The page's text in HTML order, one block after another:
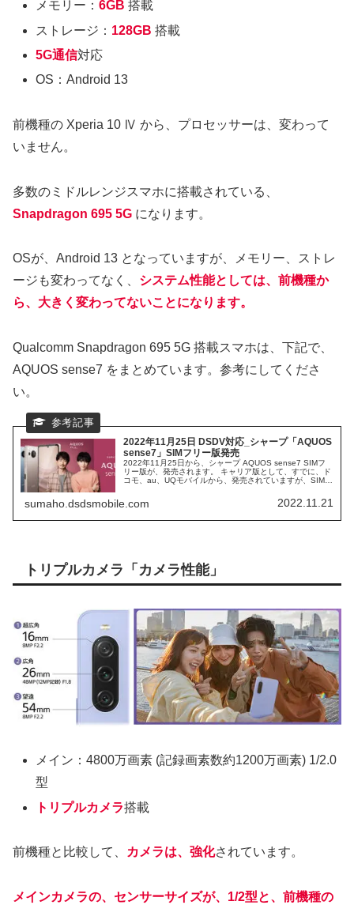
メモリー：6GB 搭載
ストレージ： 128GB搭載
5G通信対応
OS：Android 13
前機種の Xperia 10 Ⅳ から、プロセッサーは、変わって
いません。
多数のミドルレンジスマホに搭載されている、
Snapdragon 695 5G になります。
OSが、Android 13 となっていますが、メモリー、ストレ
ージも変わってなく、 システム性能としては、前機種か
ら、大きく変わってないことになります。
Qualcomm Snapdragon 695 5G 搭載スマホは、下記で、
AQUOS sense7 をまとめています。参考にしてくださ
い。
2022年11月25日 DSDV対応_シャープ「AQUOS
sense7」SIMフリー版発売
2022年11月25日から、シャープ AQUOS sense7 SIMフ
リー版が、発売されます。 キャリア版として、すでに、ド
コモ、au、UQモバイルから、発売されていますが、SIMフ
す。 AQUOS sense6 から、カメラ性能を、格段に、向上
させた、AQUOS sense7 なので、注目の、スマホになり
sumaho.dsdsmobile.com 2022.11.21
トリプルカメラ「カメラ性能」
メイン：4800万画素 (記録画素数約1200万画素) 1/2.0
型
トリプルカメラ搭載
前機種と比較して、 カメラは、強化されています。
メインカメラの、センサーサイズが、1/2型と、前機種の